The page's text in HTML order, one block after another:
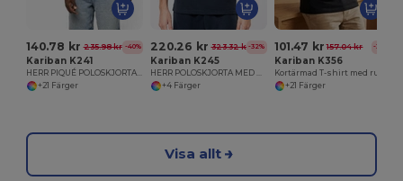
140.78 kr 235.98 kr -40%
Kariban K241
+21 Färger
220.26 kr 323.32 kr-32%
Kariban K245
+4 Färger
101.47 kr 157.04 kr -35%
Kariban K356
+21 Färger
Visa allt